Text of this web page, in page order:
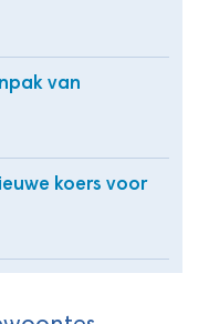
van
koers voor